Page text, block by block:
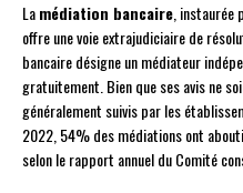
Lamédiation bancaire, instaurée
offre une voie extrajudiciaire de
bancaire désigne un médiateur
gratuitement. Bien que ses avis ne
généralement suivis par les
2022, 54% des médiations ont
selon le rapport annuel du Comité